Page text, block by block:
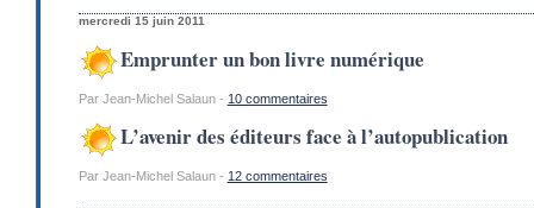
mercredi 15 juin 2011
Emprunter un bon livre numérique
Par Jean-Michel Salaun - 10 commentaires
L’avenir des éditeurs face à l’autopublication
Par Jean-Michel Salaun - 12 commentaires